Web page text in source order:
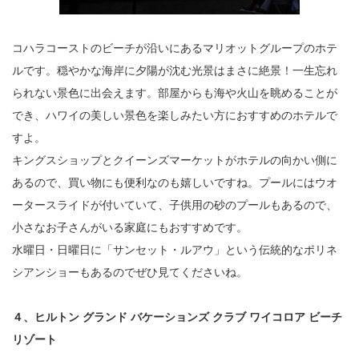
コハラコーストのビーチが沿いにあるマリオットグループのホテ
ルです。穏やかな海岸に夕陽が沈む光景はまさに絶景！一生忘れ
られない景色に出会えます。部屋からも海や火山を眺めることが
でき、ハワイの美しい景色を楽しみたい方におすすめのホテルで
すよ。
キングスショップとクイーンズマーケットがホテルの向かい側に
あるので、買い物にも便利なのも嬉しいですね。プールにはウオ
ータースライドが付いていて、子供用の砂のプールもあるので、
小さなお子さんがいる家庭にもおすすめです。
水曜日・日曜日に「サンセット・ルアウ」という伝統的なポリネ
シアンショーもあるのでぜひ見てくださいね。
４、ヒルトン グランド バケーションズ クラブ ワイコロア ビーチ
リゾート